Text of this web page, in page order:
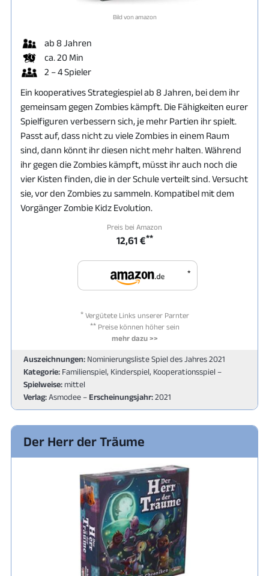
Bild von amazon
ab 8 Jahren
ca. 20 Min
2 – 4 Spieler
Ein kooperatives Strategiespiel ab 8 Jahren, bei dem ihr
gemeinsam gegen Zombies kämpft. Die Fähigkeiten eurer
Spielfiguren verbessern sich, je mehr Partien ihr spielt.
Passt auf, dass nicht zu viele Zombies in einem Raum
sind, dann könnt ihr diesen nicht mehr halten. Während
ihr gegen die Zombies kämpft, müsst ihr auch noch die
vier Kisten finden, die in der Schule verteilt sind. Versucht
sie, vor den Zombies zu sammeln. Kompatibel mit dem
Vorgänger Zombie Kidz Evolution.
Preis bei Amazon
12,61 €**
*
*Vergütete Links unserer Parnter
**Preise können höher sein
mehr dazu >>
Auszeichnungen: Nominierungsliste Spiel des Jahres 2021
Kategorie: Familienspiel, Kinderspiel, Kooperationsspiel –
Spielweise: mittel
Verlag:Asmodee – Erscheinungsjahr:2021
Der Herr der Träume